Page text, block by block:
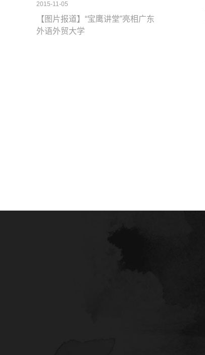
2015-11-05
【图片报道】“宝鹰讲堂”亮相广东
外语外贸大学